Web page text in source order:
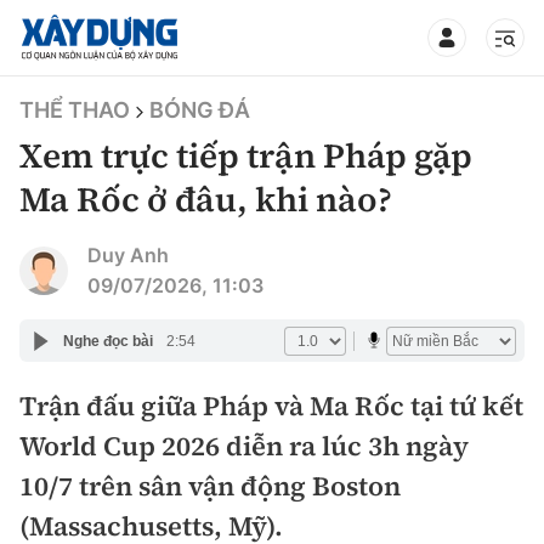
TIN BỘ XÂY DỰNG
CHUYÊN MỤC
Thời sự
Chính trị
Xã hội
Xây dựng
Chỉ đạo điều hành
Giao thông
THỂ THAO BÓNG ĐÁ
Xem trực tiếp trận Pháp gặp
Ma Rốc ở đâu, khi nào?
Duy Anh
09/07/2026, 11:03
Nghe đọc bài 2:54
Trận đấu giữa Pháp và Ma Rốc tại tứ kết
World Cup 2026 diễn ra lúc 3h ngày
10/7 trên sân vận động Boston
(Massachusetts, Mỹ).